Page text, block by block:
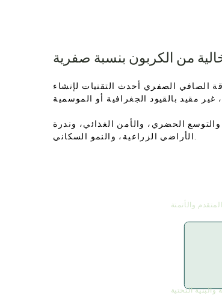
من الكربون بنسبة صفرية
الصافي الصفري أحدث التقنيات لإنشاء
والتوسع الحضري، والأمن الغذائي، وندرة
الأراضي الزراعية، والنمو السكاني.
والأتمتة
التحتية